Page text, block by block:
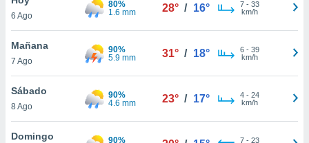
en
más
nuestra
de
6 Ago
80%
1.6 mm
28° / 16° 7- 33
km/h
Mañana
7 Ago
90%
5.9 mm
31° / 18° 6- 39
km/h
Sábado
8 Ago
90%
4.6 mm
23° / 17° 4- 24
km/h
Domingo
90%
7- 23